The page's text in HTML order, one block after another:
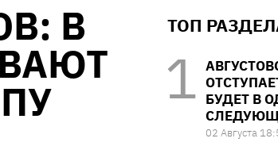
В ТОП
БУДЕТ В
02 Августа